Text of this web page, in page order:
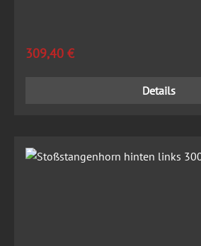
Regulärer Preis:
309,40 €
Details